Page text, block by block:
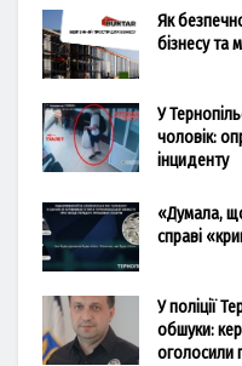
Як
бізнесу та
У
чоловік:
інциденту
«Думала,
справі
У поліції
обшуки:
оголосили